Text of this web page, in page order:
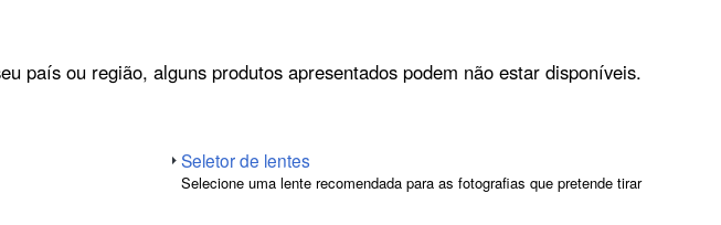
país ou região, alguns produtos apresentados podem não estar disponíveis.
Seletor de lentes
Selecione uma lente recomendada para as fotografias que pretende tirar